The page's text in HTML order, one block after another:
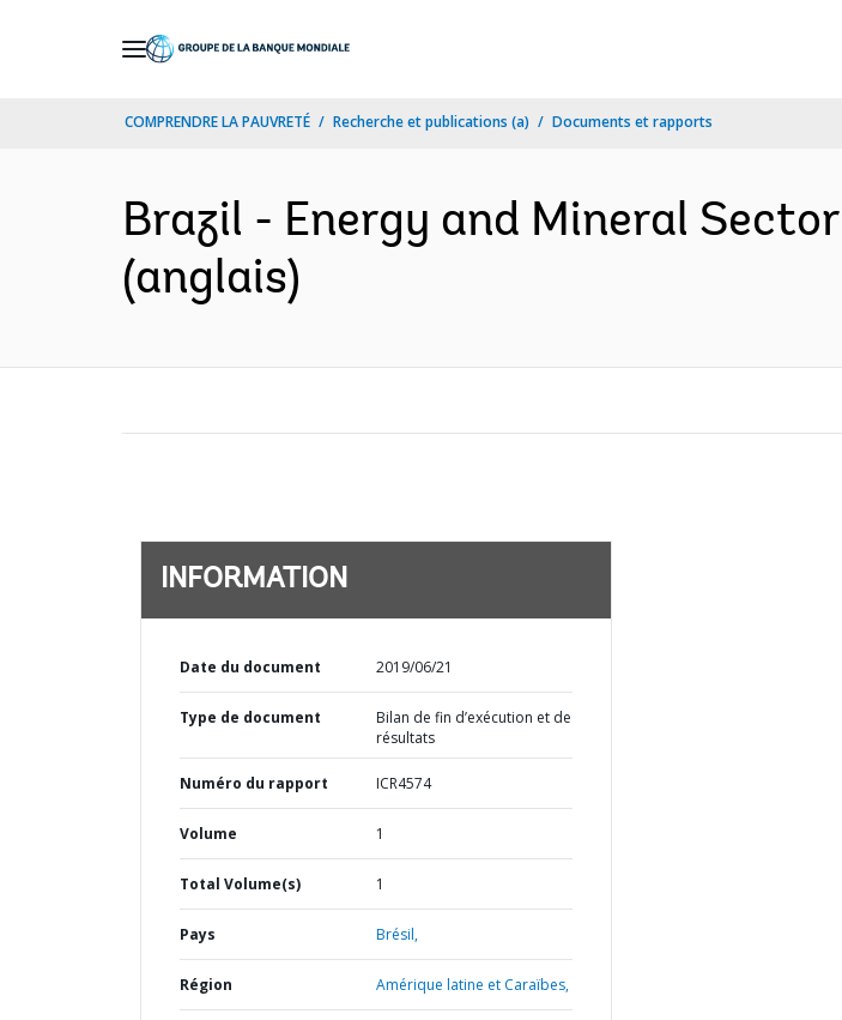
COMPRENDRE LA PAUVRETÉ Recherche et publications (a) Documents et rapports
Brazil - Energy and Mineral
(anglais)
INFORMATION
Date du document 2019/06/21
Type de document
Bilan de fin d’exécution et de
résultats
Numéro du rapport ICR4574
Volume 1
Total Volume(s) 1
Pays Brésil,
Région Amérique latine et Caraïbes,